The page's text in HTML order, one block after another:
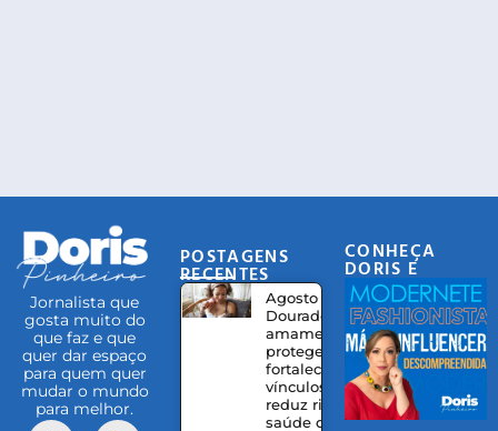
Jornalista que
gosta muito do
que faz e que
quer dar espaço
para quem quer
mudar o mundo
para melhor.
POSTAGENS
RECENTES
Agosto
Dourado:
amamentação
protege,
fortalece
vínculos e
reduz riscos à
saúde da mãe
CONHEÇA
DORIS E
EQUIPE